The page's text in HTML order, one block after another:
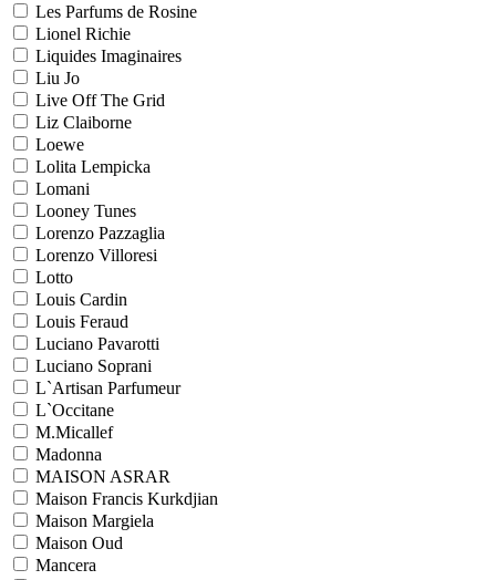
Les Parfums de Rosine
Lionel Richie
Liquides Imaginaires
Liu Jo
Live Off The Grid
Liz Claiborne
Loewe
Lolita Lempicka
Lomani
Looney Tunes
Lorenzo Pazzaglia
Lorenzo Villoresi
Lotto
Louis Cardin
Louis Feraud
Luciano Pavarotti
Luciano Soprani
L`Artisan Parfumeur
L`Occitane
M.Micallef
Madonna
MAISON ASRAR
Maison Francis Kurkdjian
Maison Margiela
Maison Oud
Mancera